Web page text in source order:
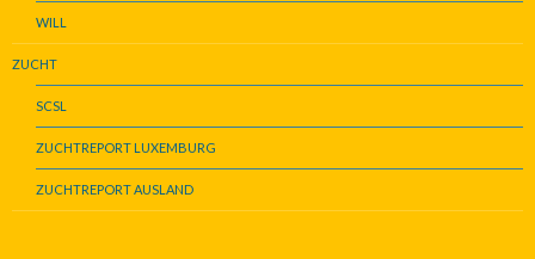
WILL
ZUCHT
SCSL
ZUCHTREPORT LUXEMBURG
ZUCHTREPORT AUSLAND